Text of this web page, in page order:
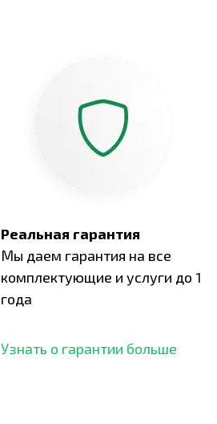
Реальная гарантия
Мы даем гарантия на все
комплектующие и услуги до 1
года
Узнать о гарантии больше